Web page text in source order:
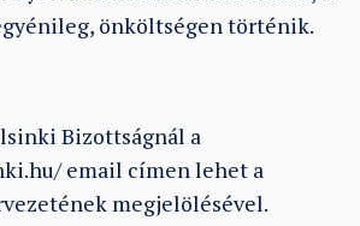
önköltségen történik.
Bizottságnál a
email címen lehet a
megjelölésével.